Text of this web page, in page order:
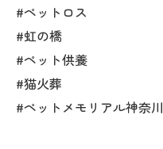
#ペットロス
#虹の橋
#ペット供養
#猫火葬
#ペットメモリアル神奈川